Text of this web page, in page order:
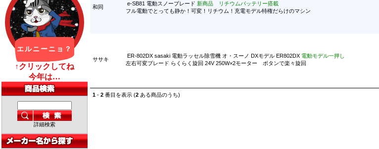
詳細検索
和同
e-SB81 電動スノーブレード 新商品 リチウムバッテリー搭載
フル電動でとっても静か！可変！リチウム！充電モデル特権だらけのマシン
ササキ
ER-802DX sasaki 電動ラッセル除雪機 オ・スーノ DXモデル ER802DX 電動モデル一押し
左右可変ブレード らくらく旋回 24V 250W×2モーター ボタンで楽々旋回
1 - 2 番目を表示 (2 ある商品のうち)